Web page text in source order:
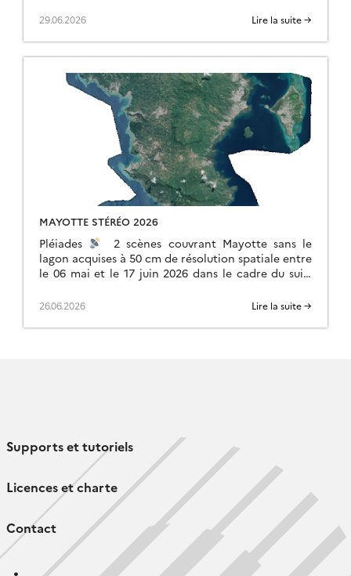
expérimentation portée par DINAMIS avec le
29.06.2026 Lire la suite →
MAYOTTE STÉRÉO 2026
Pléiades
2 scènes couvrant Mayotte sans le
lagon acquises à 50 cm de résolution spatiale entre
le 06 mai et le 17 juin 2026 dans le cadre du suivi
26.06.2026 Lire la suite →
Supports et tutoriels
Licences et charte
Contact
Follow